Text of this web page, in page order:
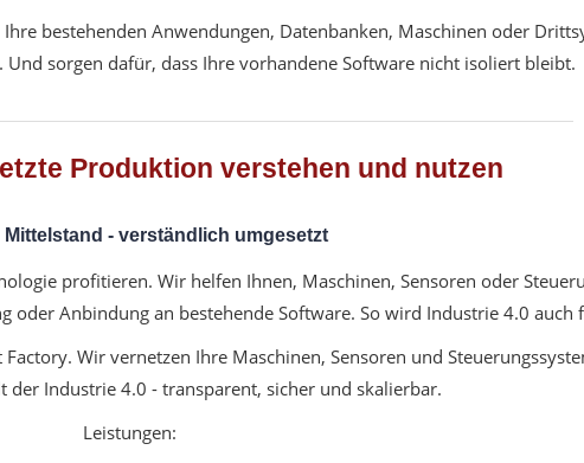
bestehenden Anwendungen, Datenbanken, Maschinen oder
sorgen dafür, dass Ihre vorhandene Software nicht isoliert bleibt.
Produktion verstehen und nutzen
Mittelstand - verständlich umgesetzt
profitieren. Wir helfen Ihnen, Maschinen, Sensoren oder
oder Anbindung an bestehende Software. So wird Industrie 4.0 auch
Wir vernetzen Ihre Maschinen, Sensoren und
der Industrie 4.0 - transparent, sicher und skalierbar.
Leistungen: